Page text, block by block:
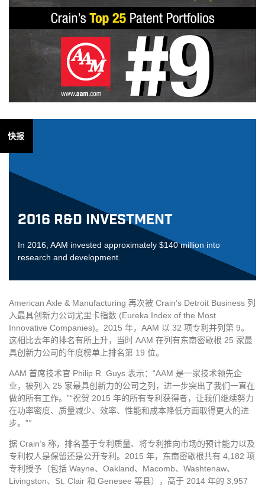
快报
2016 R&D Investment
In 2016, AAM invested approximately $140 million into
research and development.
American Axle & Manufacturing 再次被 Crain’s Detroit Business 列
入最具创新力公司尤里卡指数 (Eureka Index of the Most
Innovative Companies)。2015 年，AAM 以 32 项专利并列第 9。
这相比去年的排名有所上升，当时 AAM 在列有东南密歇根 25 家最
具创新力公司的年度榜单上排名第 19 位。
AAM 首席技术官 Philip R. Guys 表示：“AAM 是一家技术领先企
业，被列入 25 家最具创新力的公司之列，进一步突出了我们一直在
做的所有工作。”“祝贺 2015 年的所有专利获得者，让我们继续努力
在功率密度、质量减少、效率、性能和成本降低方面取得更大的进
步。””
据 Crain’s 称，排名基于专利质量、将专利推向市场的预计能力以及
专利权人是保留还是公开专利。2015 年，东南密歇根共有 4,182 项
专利授予（包括 Wayne、Oakland、Macomb、Washtenaw、
Livingston、St. Clair 和 Genesee 等县），高于 2014 年的 3,957